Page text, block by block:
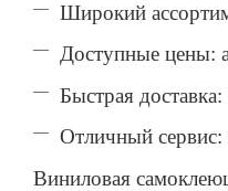
Широкий
Доступные цены:
Быстрая
Отличный сервис:
Виниловая